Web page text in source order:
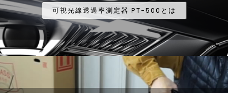
可視光線透過率測定器 PT-500とは